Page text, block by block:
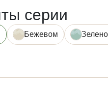
серии
Бежевом